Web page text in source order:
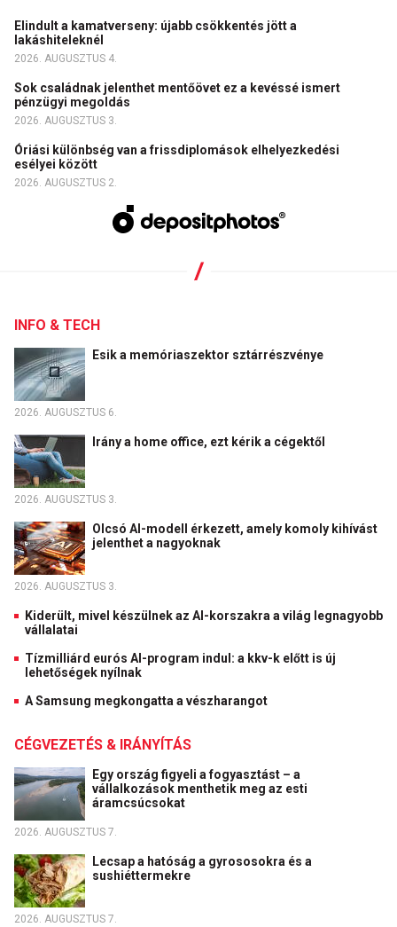
Elindult a kamatverseny: újabb csökkentés jött a
lakáshiteleknél
2026. AUGUSZTUS 4.
Sok családnak jelenthet mentőövet ez a kevéssé ismert
pénzügyi megoldás
2026. AUGUSZTUS 3.
Óriási különbség van a frissdiplomások elhelyezkedési
esélyei között
2026. AUGUSZTUS 2.
INFO & TECH
Esik a memóriaszektor sztárrészvénye
2026. AUGUSZTUS 6.
Irány a home office, ezt kérik a cégektől
2026. AUGUSZTUS 3.
Olcsó AI-modell érkezett, amely komoly kihívást
jelenthet a nagyoknak
2026. AUGUSZTUS 3.
Kiderült, mivel készülnek az AI-korszakra a világ legnagyobb
vállalatai
Tízmilliárd eurós AI-program indul: a kkv-k előtt is új
lehetőségek nyílnak
A Samsung megkongatta a vészharangot
CÉGVEZETÉS & IRÁNYÍTÁS
Egy ország figyeli a fogyasztást – a
vállalkozások menthetik meg az esti
áramcsúcsokat
2026. AUGUSZTUS 7.
Lecsap a hatóság a gyrososokra és a
sushiéttermekre
2026. AUGUSZTUS 7.